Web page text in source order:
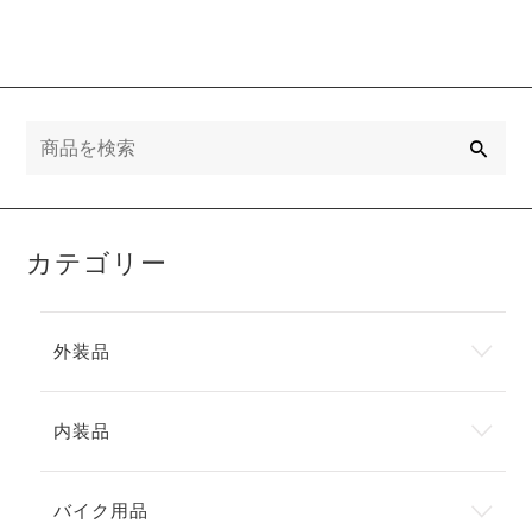
カテゴリー
外装品
内装品
バイク用品